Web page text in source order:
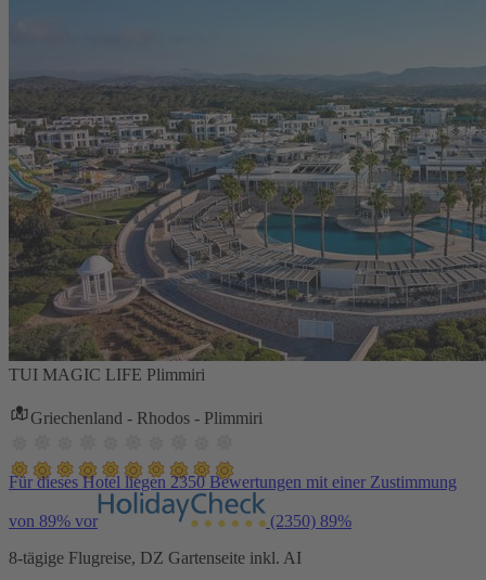
TUI MAGIC LIFE Plimmiri
Griechenland - Rhodos - Plimmiri
Für dieses Hotel liegen 2350 Bewertungen mit einer Zustimmung
von 89% vor (2350) 89%
8-tägige Flugreise, DZ Gartenseite inkl. AI